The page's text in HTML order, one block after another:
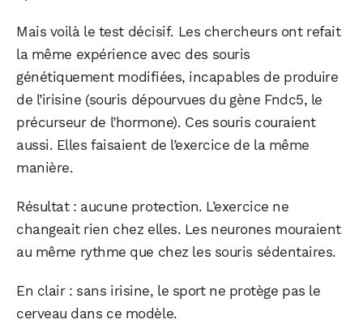
Mais voilà le test décisif. Les chercheurs ont refait
la même expérience avec des souris
génétiquement modifiées, incapables de produire
de l’irisine (souris dépourvues du gène Fndc5, le
précurseur de l’hormone). Ces souris couraient
aussi. Elles faisaient de l’exercice de la même
manière.
Résultat : aucune protection. L’exercice ne
changeait rien chez elles. Les neurones mouraient
au même rythme que chez les souris sédentaires.
En clair : sans irisine, le sport ne protège pas le
cerveau dans ce modèle.